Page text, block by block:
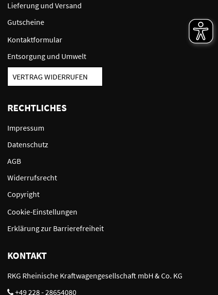
Lieferung und Versand
Gutscheine
Kontaktformular
Entsorgung und Umwelt
VERTRAG WIDERRUFEN
RECHTLICHES
Impressum
Datenschutz
AGB
Widerrufsrecht
Copyright
Cookie-Einstellungen
Erklärung zur Barrierefreiheit
KONTAKT
RKG Rheinische Kraftwagengesellschaft mbH & Co. KG
+49 228 - 28654080